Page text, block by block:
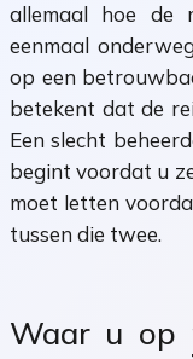
allemaal hoe de
eenmaal
op een
betekent dat de
Een slecht
begint voordat u
moet letten
tussen die twee.
Waar u op